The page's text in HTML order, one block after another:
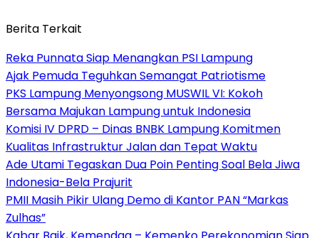
Berita Terkait
Reka Punnata Siap Menangkan PSI Lampung
Ajak Pemuda Teguhkan Semangat Patriotisme
PKS Lampung Menyongsong MUSWIL VI: Kokoh
Bersama Majukan Lampung untuk Indonesia
Komisi IV DPRD – Dinas BNBK Lampung Komitmen
Kualitas Infrastruktur Jalan dan Tepat Waktu
Ade Utami Tegaskan Dua Poin Penting Soal Bela Jiwa
Indonesia-Bela Prajurit
PMII Masih Pikir Ulang Demo di Kantor PAN “Markas
Zulhas”